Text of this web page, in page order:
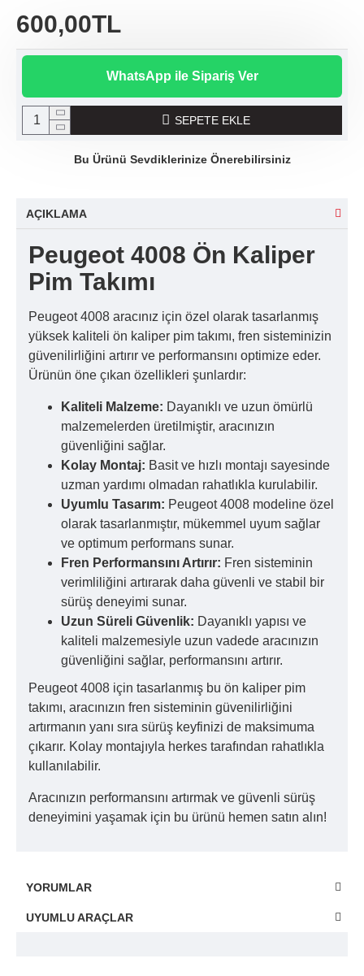
600,00TL
WhatsApp ile Sipariş Ver
SEPETE EKLE
Bu Ürünü Sevdiklerinize Önerebilirsiniz
AÇIKLAMA
Peugeot 4008 Ön Kaliper
Pim Takımı
Peugeot 4008 aracınız için özel olarak tasarlanmış
yüksek kaliteli ön kaliper pim takımı, fren sisteminizin
güvenilirliğini artırır ve performansını optimize eder.
Ürünün öne çıkan özellikleri şunlardır:
Kaliteli Malzeme: Dayanıklı ve uzun ömürlü
malzemelerden üretilmiştir, aracınızın
güvenliğini sağlar.
Kolay Montaj: Basit ve hızlı montajı sayesinde
uzman yardımı olmadan rahatlıkla kurulabilir.
Uyumlu Tasarım: Peugeot 4008 modeline özel
olarak tasarlanmıştır, mükemmel uyum sağlar
ve optimum performans sunar.
Fren Performansını Artırır: Fren sisteminin
verimliliğini artırarak daha güvenli ve stabil bir
sürüş deneyimi sunar.
Uzun Süreli Güvenlik: Dayanıklı yapısı ve
kaliteli malzemesiyle uzun vadede aracınızın
güvenliğini sağlar, performansını artırır.
Peugeot 4008 için tasarlanmış bu ön kaliper pim
takımı, aracınızın fren sisteminin güvenilirliğini
artırmanın yanı sıra sürüş keyfinizi de maksimuma
çıkarır. Kolay montajıyla herkes tarafından rahatlıkla
kullanılabilir.
Aracınızın performansını artırmak ve güvenli sürüş
deneyimini yaşamak için bu ürünü hemen satın alın!
YORUMLAR
UYUMLU ARAÇLAR